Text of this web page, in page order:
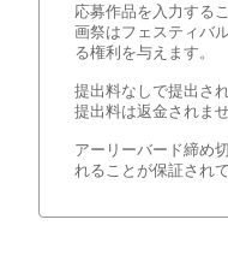
応募作品を入力する
画祭はフェスティバ
る権利を与えます。
提出料なしで提出さ
提出料は返金されませ
アーリーバード締め
れることが保証され